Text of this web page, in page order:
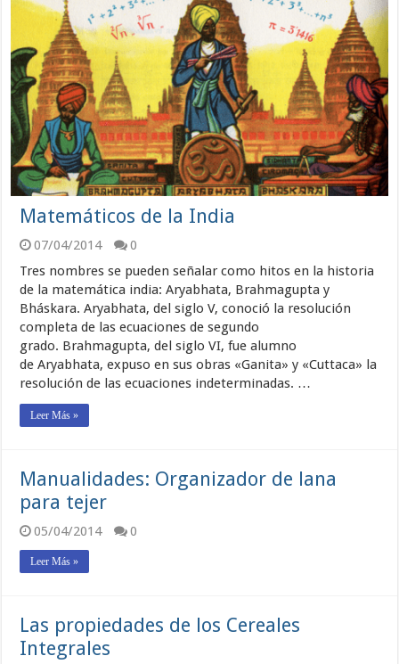
Matemáticos de la India
07/04/2014
0
Tres nombres se pueden señalar como hitos en la historia
de la matemática india: Aryabhata, Brahmagupta y
Bháskara. Aryabhata, del siglo V, conoció la resolución
completa de las ecuaciones de segundo
grado. Brahmagupta, del siglo VI, fue alumno
de Aryabhata, expuso en sus obras «Ganita» y «Cuttaca» la
resolución de las ecuaciones indeterminadas. …
Leer Más »
Manualidades: Organizador de lana
para tejer
05/04/2014 0
Leer Más »
Las propiedades de los Cereales
Integrales